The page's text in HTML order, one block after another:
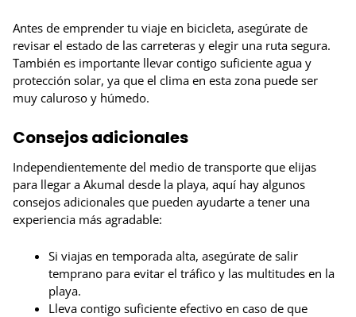
Antes de emprender tu viaje en bicicleta, asegúrate de
revisar el estado de las carreteras y elegir una ruta segura.
También es importante llevar contigo suficiente agua y
protección solar, ya que el clima en esta zona puede ser
muy caluroso y húmedo.
Consejos adicionales
Independientemente del medio de transporte que elijas
para llegar a Akumal desde la playa, aquí hay algunos
consejos adicionales que pueden ayudarte a tener una
experiencia más agradable:
Si viajas en temporada alta, asegúrate de salir
temprano para evitar el tráfico y las multitudes en la
playa.
Lleva contigo suficiente efectivo en caso de que